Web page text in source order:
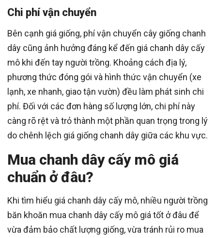
Chi phí vận chuyển
Bên cạnh giá giống, phí vận chuyển cây giống chanh
dây cũng ảnh hưởng đáng kể đến giá chanh dây cấy
mô khi đến tay người trồng. Khoảng cách địa lý,
phương thức đóng gói và hình thức vận chuyển (xe
lạnh, xe nhanh, giao tận vườn) đều làm phát sinh chi
phí. Đối với các đơn hàng số lượng lớn, chi phí này
càng rõ rệt và trỏ thành một phần quan trọng trong lý
do chênh lệch giá giống chanh dây giữa các khu vực.
Mua chanh dây cấy mô giá
chuẩn ở đâu?
Khi tìm hiểu giá chanh dây cấy mô, nhiều người trồng
băn khoăn mua chanh dây cấy mô giá tốt ở đâu để
vừa đảm bảo chất lượng giống, vừa tránh rủi ro mua